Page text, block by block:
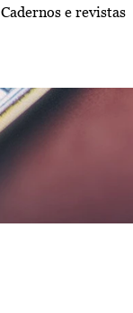
Cadernos e revistas